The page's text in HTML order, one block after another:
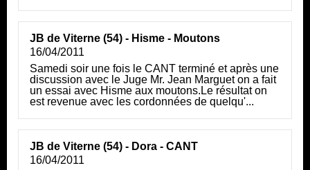
JB de Viterne (54) - Hisme - Moutons
16/04/2011
Samedi soir une fois le CANT terminé et après une
discussion avec le Juge Mr. Jean Marguet on a fait
un essai avec Hisme aux moutons.Le résultat on
est revenue avec les cordonnées de quelqu'...
JB de Viterne (54) - Dora - CANT
16/04/2011